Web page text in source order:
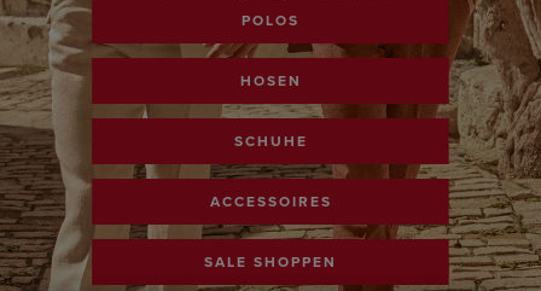
POLOS
HOSEN
SCHUHE
ACCESSOIRES
SALE SHOPPEN